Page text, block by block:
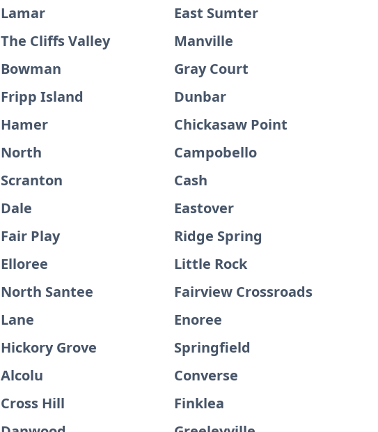
Lamar
East Sumter
The Cliffs Valley
Manville
Bowman
Gray Court
Fripp Island
Dunbar
Hamer
Chickasaw Point
North
Campobello
Scranton
Cash
Dale
Eastover
Fair Play
Ridge Spring
Elloree
Little Rock
North Santee
Fairview Crossroads
Lane
Enoree
Hickory Grove
Springfield
Alcolu
Converse
Cross Hill
Finklea